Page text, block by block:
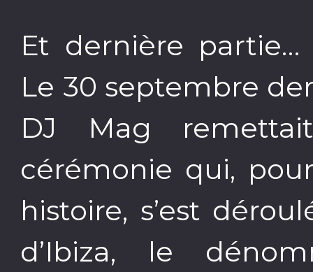
Et dernière
Le 30 septembre
DJ Mag
cérémonie qui,
histoire, s’est
d’Ibiza, le